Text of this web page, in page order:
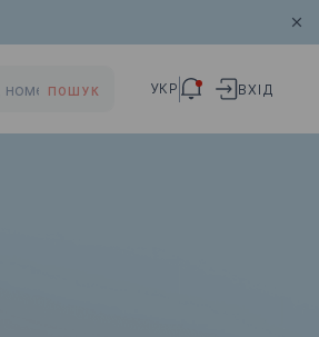
ПОШУК УКР ВХІД